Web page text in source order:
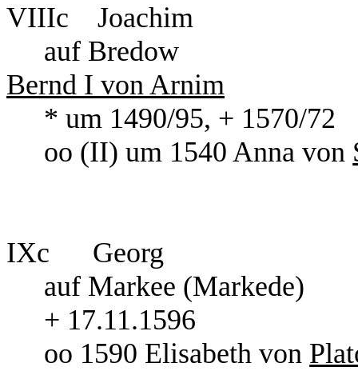
VIIIc
auf
Bernd I von Arnim
* um 1490/95, + 1570/72
oo (II) um 1540 Anna von
IXc Georg
auf Markee (Markede)
+ 17.11.1596
oo 1590 Elisabeth von